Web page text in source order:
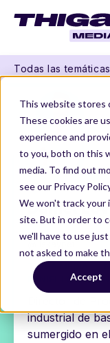
This website stores
These cookies are
experience and
to you, both on this
media. To find out
see our Privacy
We won't track your
site. But in order to
we'll have to use
not asked to make
Accept
Todas las temáticas
THIGA MEDIA
DANIEL
Daniel
Product Director
industrial de
sumergido en